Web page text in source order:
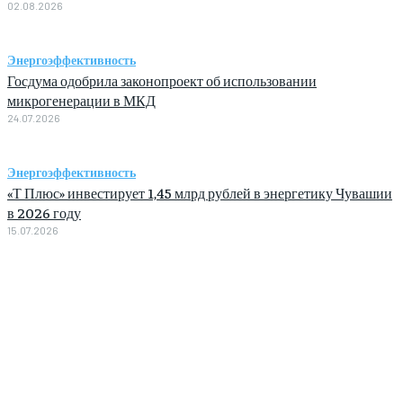
02.08.2026
Энергоэффективность
Госдума одобрила законопроект об использовании
микрогенерации в МКД
24.07.2026
Энергоэффективность
«Т Плюс» инвестирует 1,45 млрд рублей в энергетику Чувашии
в 2026 году
15.07.2026